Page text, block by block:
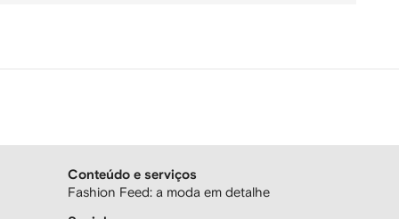
Conteúdo e serviços
Fashion Feed: a moda em detalhe